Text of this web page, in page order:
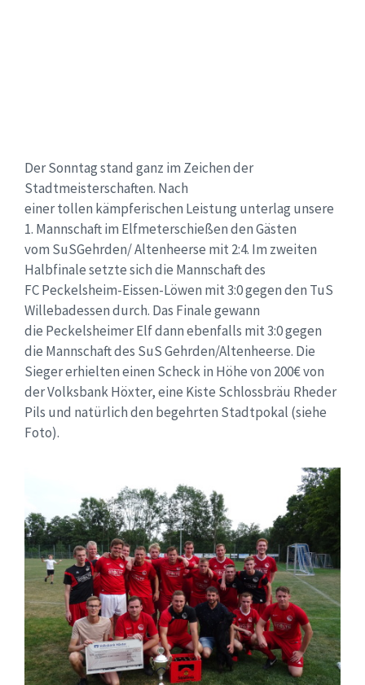
Der Sonntag stand ganz im Zeichen der
Stadtmeisterschaften. Nach
einer tollen kämpferischen Leistung unterlag unsere
1. Mannschaft im Elfmeterschießen den Gästen
vom SuSGehrden/ Altenheerse mit 2:4. Im zweiten
Halbfinale setzte sich die Mannschaft des
FC Peckelsheim-Eissen-Löwen mit 3:0 gegen den TuS
Willebadessen durch. Das Finale gewann
die Peckelsheimer Elf dann ebenfalls mit 3:0 gegen
die Mannschaft des SuS Gehrden/Altenheerse. Die
Sieger erhielten einen Scheck in Höhe von 200€ von
der Volksbank Höxter, eine Kiste Schlossbräu Rheder
Pils und natürlich den begehrten Stadtpokal (siehe
Foto).